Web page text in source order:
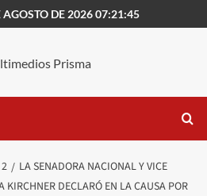
DE 2026 07:21:45
2
LA SENADORA NACIONAL Y VICE
KIRCHNER DECLARÓ EN LA CAUSA POR